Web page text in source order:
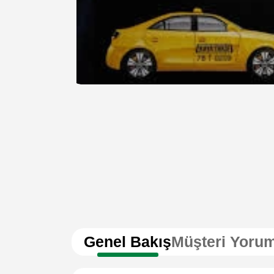
Genel BakışMüşteri